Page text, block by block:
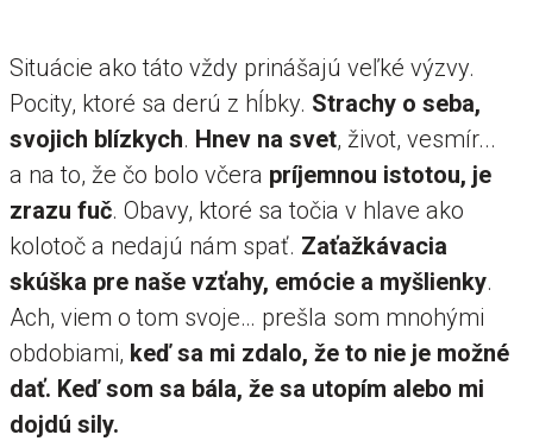
Situácie ako táto vždy prinášajú veľké výzvy.
Pocity, ktoré sa derú z hĺbky. Strachy o seba,
svojich blízkych. Hnev na svet, život, vesmír...
a na to, že čo bolo včera príjemnou istotou, je
zrazu fuč. Obavy, ktoré sa točia v hlave ako
kolotoč a nedajú nám spať. Zaťažkávacia
skúška pre naše vzťahy, emócie a myšlienky.
Ach, viem o tom svoje… prešla som mnohými
obdobiami, keď sa mi zdalo, že to nie je možné
dať. Keď som sa bála, že sa utopím alebo mi
dojdú sily.